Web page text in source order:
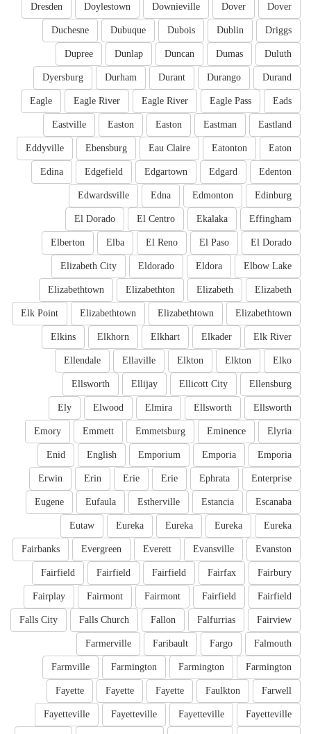
Dover
Dover
Downieville
Doylestown
Dresden
Driggs
Dublin
Dubois
Dubuque
Duchesne
Duluth
Dumas
Duncan
Dunlap
Dupree
Durand
Durango
Durant
Durham
Dyersburg
Eads
Eagle Pass
Eagle River
Eagle River
Eagle
Eastland
Eastman
Easton
Easton
Eastville
Eaton
Eatonton
Eau Claire
Ebensburg
Eddyville
Edenton
Edgard
Edgartown
Edgefield
Edina
Edinburg
Edmonton
Edna
Edwardsville
Effingham
Ekalaka
El Centro
El Dorado
El Dorado
El Paso
El Reno
Elba
Elberton
Elbow Lake
Eldora
Eldorado
Elizabeth City
Elizabeth
Elizabeth
Elizabethton
Elizabethtown
Elizabethtown
Elizabethtown
Elizabethtown
Elk Point
Elk River
Elkader
Elkhart
Elkhorn
Elkins
Elko
Elkton
Elkton
Ellaville
Ellendale
Ellensburg
Ellicott City
Ellijay
Ellsworth
Ellsworth
Ellsworth
Elmira
Elwood
Ely
Elyria
Eminence
Emmetsburg
Emmett
Emory
Emporia
Emporia
Emporium
English
Enid
Enterprise
Ephrata
Erie
Erie
Erin
Erwin
Escanaba
Estancia
Estherville
Eufaula
Eugene
Eureka
Eureka
Eureka
Eureka
Eutaw
Evanston
Evansville
Everett
Evergreen
Fairbanks
Fairbury
Fairfax
Fairfield
Fairfield
Fairfield
Fairfield
Fairfield
Fairmont
Fairmont
Fairplay
Fairview
Falfurrias
Fallon
Falls Church
Falls City
Falmouth
Fargo
Faribault
Farmerville
Farmington
Farmington
Farmington
Farmville
Farwell
Faulkton
Fayette
Fayette
Fayette
Fayetteville
Fayetteville
Fayetteville
Fayetteville